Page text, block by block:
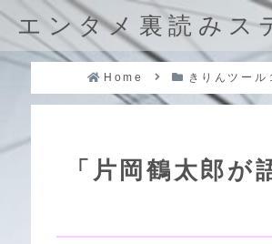
エンタメ裏読みス
Home きりんツール
「片岡鶴太郎